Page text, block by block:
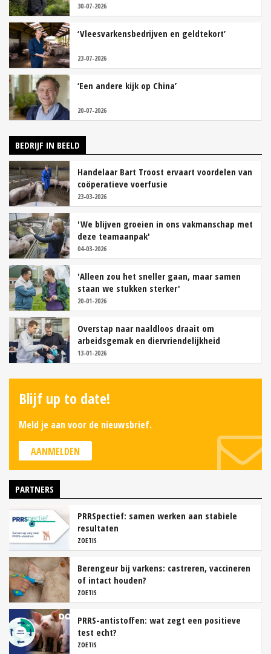
30-07-2026
‘Vleesvarkensbedrijven en geldtekort’
23-07-2026
‘Een andere kijk op China’
20-07-2026
BEDRIJF IN BEELD
Handelaar Bart Troost ervaart voordelen van
coöperatieve voerfusie
23-03-2026
'We blijven groeien in ons vakmanschap met
deze teamaanpak'
04-03-2026
'Alleen zou het sneller gaan, maar samen
staan we stukken sterker'
20-01-2026
Overstap naar naaldloos draait om
arbeidsgemak en diervriendelijkheid
13-01-2026
Blijf up to date!
Meld je aan voor de nieuwsbrief.
AANMELDEN
PARTNERS
PRRSpectief: samen werken aan stabiele
resultaten
ZOETIS
Berengeur bij varkens: castreren, vaccineren
of intact houden?
ZOETIS
PRRS-antistoffen: wat zegt een positieve
test echt?
ZOETIS